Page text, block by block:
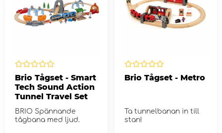
Brio Tågset - Smart
Tech Sound Action
Tunnel Travel Set
BRIO Spännande
tågbana med ljud.
Brio Tågset - Metro
Ta tunnelbanan in till
stan!